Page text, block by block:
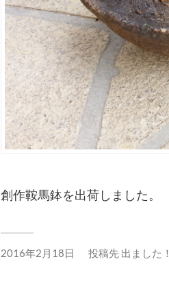
創作鞍馬鉢を出荷しました。
2016年2月18日 投稿先 出ました！